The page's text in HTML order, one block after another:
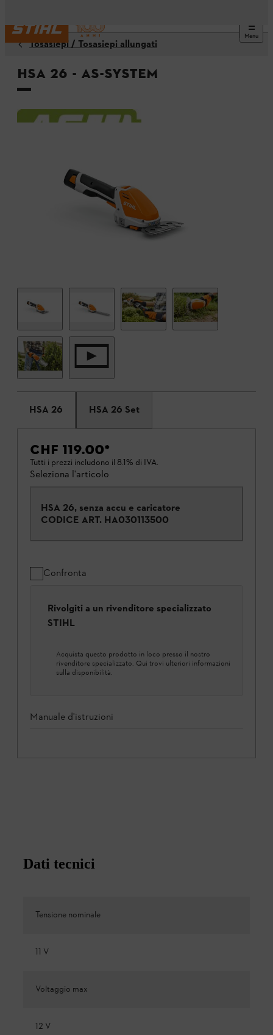
Menu
Tosasiepi / Tosasiepi allungati
HSA 26 - AS-System
HSA 26 HSA 26 Set
CHF 119.00*
Tutti i prezzi includono il 8.1% di IVA.
Seleziona l'articolo
HSA 26, senza accu e caricatore
CODICE ART. HA030113500
Confronta
Rivolgiti a un rivenditore specializzato
STIHL
Acquista questo prodotto in loco presso il nostro
rivenditore specializzato. Qui trovi ulteriori informazioni
sulla disponibilità.
Manuale d'istruzioni
Dati tecnici
Tensione nominale
11 V
Voltaggio max
12 V